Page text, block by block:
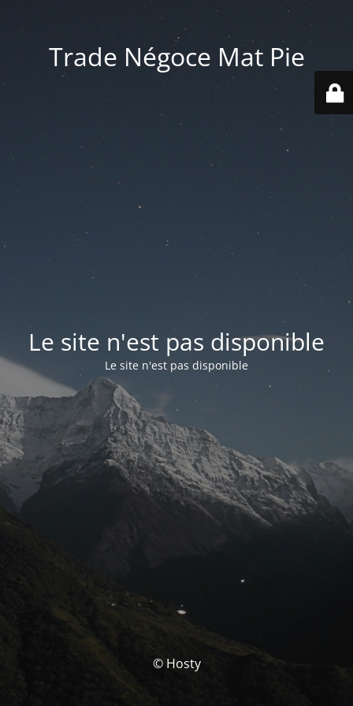
Trade Négoce Mat Pie
Le site n'est pas disponible
Le site n'est pas disponible
© Hosty